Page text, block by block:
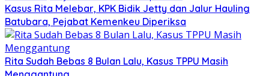
Kasus Rita Melebar, KPK Bidik Jetty dan Jalur Hauling
Batubara, Pejabat Kemenkeu Diperiksa
Rita Sudah Bebas 8 Bulan Lalu, Kasus TPPU Masih